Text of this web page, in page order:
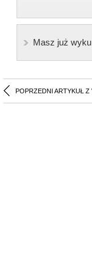
Masz już
POPRZEDNI ARTYKUŁ Z